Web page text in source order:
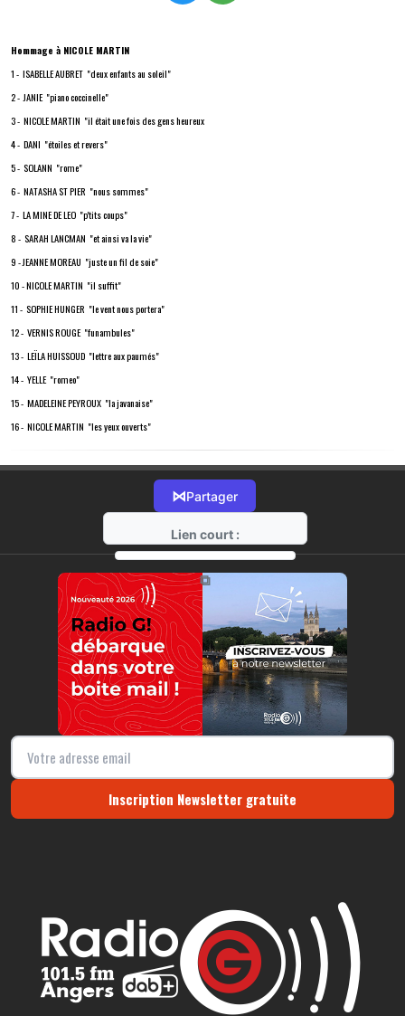
Hommage à NICOLE MARTIN
1 - ISABELLE AUBRET "deux enfants au soleil"
2 - JANIE "piano coccinelle"
3 - NICOLE MARTIN "il était une fois des gens heureux
4 - DANI "étoiles et revers"
5 - SOLANN "rome"
6 - NATASHA ST PIER "nous sommes"
7 - LA MINE DE LEO "p'tits coups"
8 - SARAH LANCMAN "et ainsi va la vie"
9 - JEANNE MOREAU "juste un fil de soie"
10 - NICOLE MARTIN "il suffit"
11 - SOPHIE HUNGER "le vent nous portera"
12 - VERNIS ROUGE "funambules"
13 - LEÏLA HUISSOUD "lettre aux paumés"
14 - YELLE "romeo"
15 - MADELEINE PEYROUX "la javanaise"
16 - NICOLE MARTIN "les yeux ouverts"
⋈Partager
Lien court :
https://radio-g.fr?17875
⧉
Inscription Newsletter gratuite